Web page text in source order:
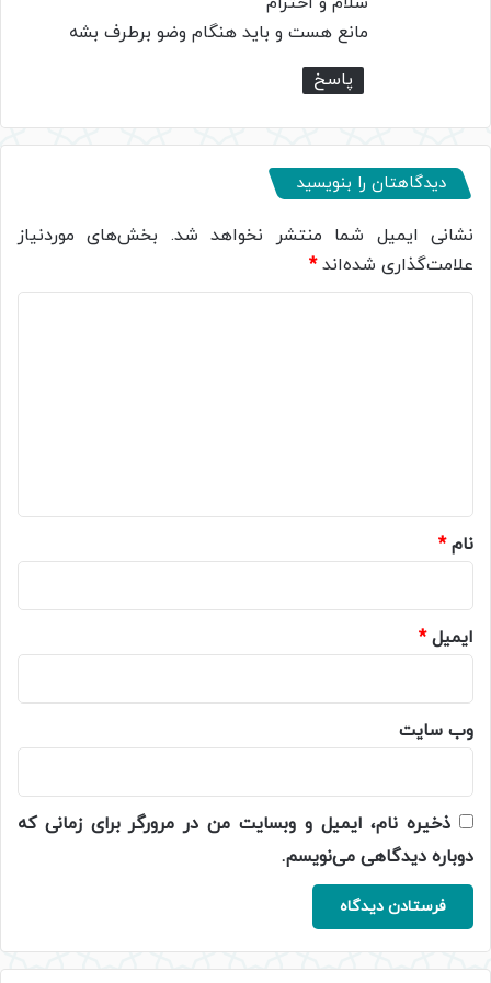
مانع هست و باید هنگام وضو برطرف بشه
پاسخ
دیدگاهتان را بنویسید
نشانی ایمیل شما منتشر نخواهد شد. بخش‌های موردنیاز
علامت‌گذاری شده‌اند*
نام*
ایمیل*
وب‌ سایت
ذخیره نام، ایمیل و وبسایت من در مرورگر برای زمانی که
دوباره دیدگاهی می‌نویسم.